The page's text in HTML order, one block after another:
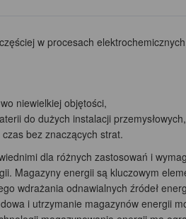
w procesach
niewielkiej objętości,
do dużych instalacji przemysłowych,
bez znaczących strat.
dla różnych zastosowań i
Magazyny energii są kluczowym
wdrażania odnawialnych źródeł
i utrzymanie magazynów energii